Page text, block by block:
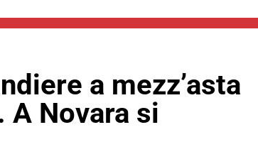
a mezz’asta
Novara si